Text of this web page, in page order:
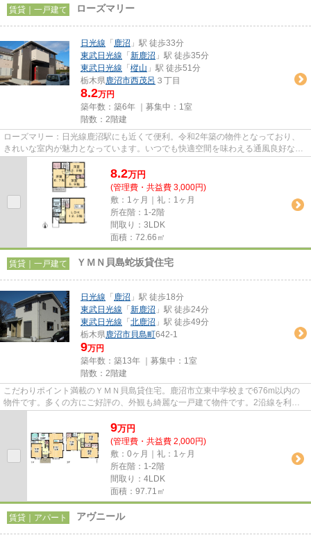
賃貸｜一戸建て ローズマリー
日光線 「 鹿沼 」駅 徒歩33分
東武日光線 「 新鹿沼 」駅 徒歩35分
東武日光線 「 樅山 」駅 徒歩51分
栃木県鹿沼市西茂呂 ３丁目
8.2万円
築年数：築6年 ｜募集中： 1室
階数：2階建
ローズマリー：日光線鹿沼駅にも近くて便利。令和2年築の物件となっており、
きれいな室内が魅力となっています。いつでも快適空間を味わえる通風良好な気
持ちよい物件。こちらの物件は...
8.2万円
(管理費・共益費 3,000円)
敷：1ヶ月｜礼：1ヶ月
所在階：1-2階
間取り：3LDK
面積：72.66㎡
賃貸｜一戸建て ＹＭＮ貝島蛇坂貸住宅
日光線 「 鹿沼 」駅 徒歩18分
東武日光線 「 新鹿沼 」駅 徒歩24分
東武日光線 「 北鹿沼 」駅 徒歩49分
栃木県鹿沼市貝島町642-1
9万円
築年数：築13年 ｜募集中： 1室
階数：2階建
こだわりポイント満載のＹＭＮ貝島貸住宅。鹿沼市立東中学校まで676m以内の
物件です。多くの方にご好評の、外観も綺麗な一戸建て物件です。2沿線を利用
9万円
(管理費・共益費 2,000円)
敷：0ヶ月｜礼：1ヶ月
所在階：1-2階
間取り：4LDK
面積：97.71㎡
賃貸｜アパート アヴニール